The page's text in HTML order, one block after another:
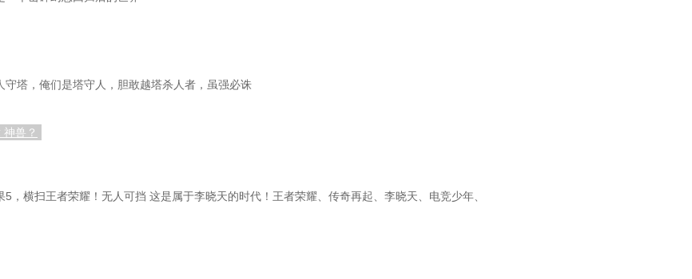
第107章 要走，随他去吧
第116章 重点搞经济
第128章 重生往事 第129章 汉大的风云人物
塔，俺们是塔守人，胆敢越塔杀人者，虽强必诛
兽？
，横扫王者荣耀！无人可挡 这是属于李晓天的时代！王者荣耀、传奇再起、李晓天、电竞少年、